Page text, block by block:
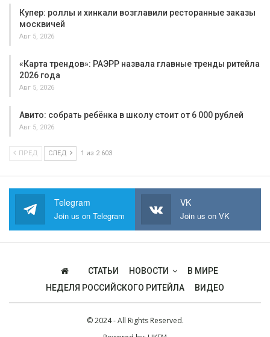
Купер: роллы и хинкали возглавили ресторанные заказы
москвичей
Авг 5, 2026
«Карта трендов»: РАЭРР назвала главные тренды ритейла
2026 года
Авг 5, 2026
Авито: собрать ребёнка в школу стоит от 6 000 рублей
Авг 5, 2026
ПРЕД СЛЕД 1 из 2 603
Telegram
Join us on Telegram
VK
Join us on VK
СТАТЬИ НОВОСТИ
В МИРЕ
НЕДЕЛЯ РОССИЙСКОГО РИТЕЙЛА
ВИДЕО
© 2024 - All Rights Reserved.